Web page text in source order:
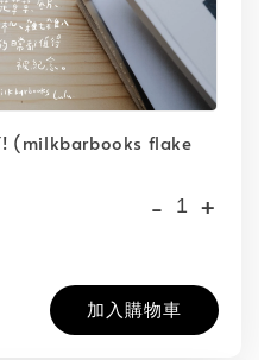
(milkbarbooks flake
- +
加入購物車